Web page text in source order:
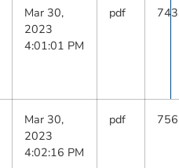
Mar 30,
2023
4:01:01 PM
pdf
Mar 30,
2023
4:02:16 PM
pdf